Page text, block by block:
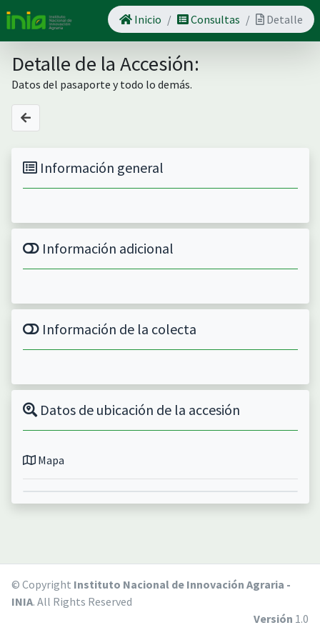
Inicio Consultas Detalle
Detalle de la Accesión:
Datos del pasaporte y todo lo demás.
Información general
Información adicional
Información de la colecta
Datos de ubicación de la accesión
Mapa
© Copyright Instituto Nacional de Innovación Agraria -
INIA. All Rights Reserved
Versión 1.0